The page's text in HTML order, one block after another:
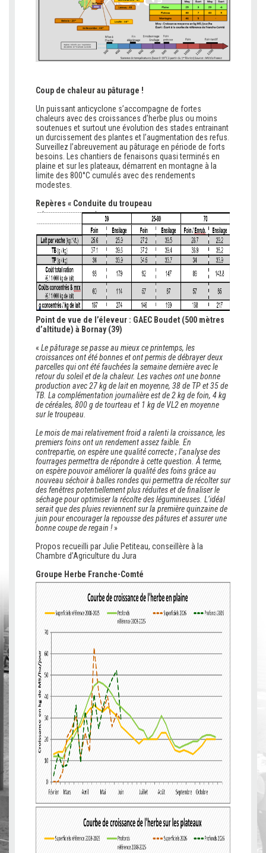
Coup de chaleur au pâturage !
Un puissant anticyclone s’accompagne de fortes
chaleurs avec des croissances d’herbe plus ou moins
soutenues et surtout une évolution des stades entrainant
un durcissement des plantes et l’augmentation des refus.
Surveillez l’abreuvement au pâturage en période de forts
besoins. Les chantiers de fenaisons quasi terminés en
plaine et sur les plateaux, démarrent en montagne à la
limite des 800°C cumulés avec des rendements
modestes.
Repères « Conduite du troupeau
Point de vue de l’éleveur : GAEC Boudet (500 mètres
d’altitude) à Bornay (39)
« Le pâturage se passe au mieux ce printemps, les
croissances ont été bonnes et ont permis de débrayer deux
parcelles qui ont été fauchées la semaine dernière avec le
retour du soleil et de la chaleur. Les vaches ont une bonne
production avec 27 kg de lait en moyenne, 38 de TP et 35 de
TB. La complémentation journalière est de 2 kg de foin, 4 kg
de céréales, 800 g de tourteau et 1 kg de VL2 en moyenne
sur le troupeau.
Le mois de mai relativement froid a ralenti la croissance, les
premiers foins ont un rendement assez faible. En
contrepartie, on espère une qualité correcte ; l’analyse des
fourrages permettra de répondre à cette question. À terme,
on espère pouvoir améliorer la qualité des foins grâce au
nouveau séchoir à balles rondes qui permettra de récolter sur
des fenêtres potentiellement plus réduites et de finaliser le
séchage pour optimiser la récolte des légumineuses. L’idéal
serait que des pluies reviennent sur la première quinzaine de
juin pour encourager la repousse des pâtures et assurer une
bonne coupe de regain !»
Propos recueilli par Julie Petiteau, conseillère à la
Chambre d’Agriculture du Jura
Groupe Herbe Franche-Comté